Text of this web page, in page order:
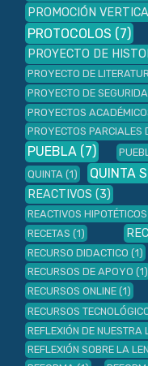
PROMOCIÓN
PROTOCOLOS (7)
PROYECTO DE
PROYECTO DE
PROYECTO DE
PROYECTOS
PROYECTOS PARCIALES
PUEBLA (7)
QUINTA (1) QUINTA
REACTIVOS (3)
REACTIVOS HIPOTÉTICOS
RECETAS (1)
RECURSO DIDACTICO (1)
RECURSOS DE APOYO (1)
RECURSOS ONLINE (1)
RECURSOS
REFLEXIÓN DE NUESTRA
REFLEXIÓN SOBRE LA